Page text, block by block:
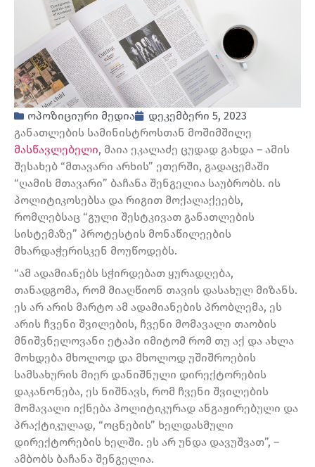
ოპოზიციური მედია
დეკემბერი 5, 2023
განათლების სამინისტროსთან მოშიმშილე
მასწავლებელი, მაია ეკალაძე ცუდად გახდა – ამის
შესახებ “მთავარი არხის” ეთერში, გადაცემაში
“ღამის მთავარი” ბაჩანა შენგელია საუბრობს. ის
პოლიტიკოსებსა და რიგით მოქალაქეებს,
რომლებსაც “გული შესტკივათ განათლების
სისტემაზე” პროტესტის მონაწილეების
მხარდაჭერისკენ მოუწოდებს.
“ამ ადამიანებს სჭირდებათ ყურადღება,
თანადგომა, რომ მიაღწიონ თავის დასახულ მიზანს.
ეს არ არის მარტო ამ ადამიანების პრობლემა, ეს
არის ჩვენი შვილების, ჩვენი მომავალი თაობის
მნიშვნელოვანი ეტაპი იმიტომ რომ თუ აქ და ახლა
მოხდება მხოლოდ და მხოლოდ უშიშროების
სამსახურის მიერ დანიშნული დირექტორების
დაკანონება, ეს ნიშნავს, რომ ჩვენი შვილების
მომავალი იქნება პოლიტიკურად ანგაჟირებული და
პრაქტიკულად, “ოცნების” ხელდასმული
დირექტორების ხელში. ეს არ უნდა დავუშვათ”, –
ამბობს ბაჩანა შენგელია.